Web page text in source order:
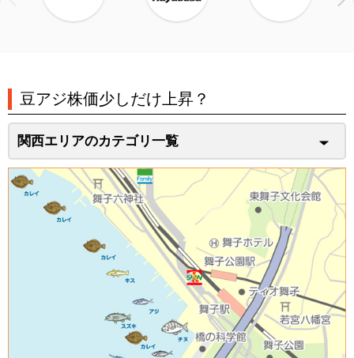
豆アジ株価少しだけ上昇？
関西エリアのカテゴリ一覧